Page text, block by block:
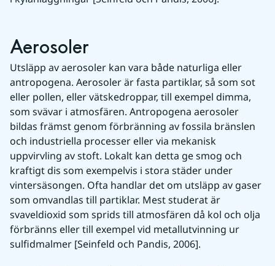
Aerosoler
Utsläpp av aerosoler kan vara både naturliga eller
antropogena. Aerosoler är fasta partiklar, så som sot
eller pollen, eller vätskedroppar, till exempel dimma,
som svävar i atmosfären. Antropogena aerosoler
bildas främst genom förbränning av fossila bränslen
och industriella processer eller via mekanisk
uppvirvling av stoft. Lokalt kan detta ge smog och
kraftigt dis som exempelvis i stora städer under
vintersäsongen. Ofta handlar det om utsläpp av gaser
som omvandlas till partiklar. Mest studerat är
svaveldioxid som sprids till atmosfären då kol och olja
förbränns eller till exempel vid metallutvinning ur
sulfidmalmer [Seinfeld och Pandis, 2006].